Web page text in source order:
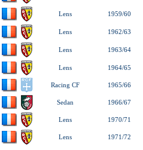
Lens 1959/60
Lens 1962/63
Lens 1963/64
Lens 1964/65
Racing CF 1965/66
Sedan 1966/67
Lens 1970/71
Lens 1971/72